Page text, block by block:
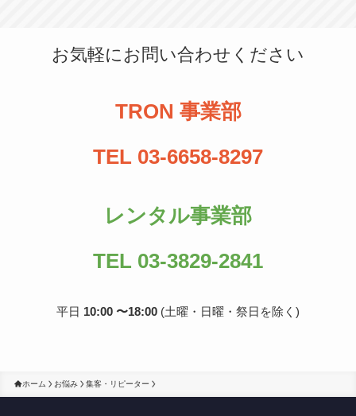
お気軽にお問い合わせください
TRON 事業部
TEL 03-6658-8297
レンタル事業部
TEL 03-3829-2841
平日 10:00 〜18:00 (土曜・日曜・祭日を除く)
ホーム お悩み 集客・リピーター